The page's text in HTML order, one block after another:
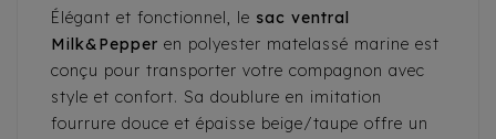
Élégant et fonctionnel, le sac ventral
Milk&Pepper en polyester matelassé marine est
conçu pour transporter votre compagnon avec
style et confort. Sa doublure en imitation
fourrure douce et épaisse beige/taupe offre un